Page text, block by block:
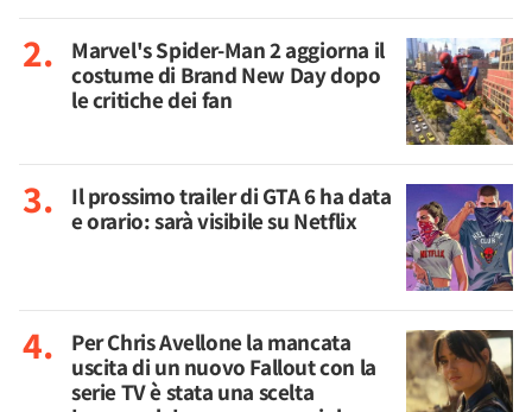
Marvel's Spider-Man 2 aggiorna il
costume di Brand New Day dopo
le critiche dei fan
Il prossimo trailer di GTA 6 ha data
e orario: sarà visibile su Netflix
Per Chris Avellone la mancata
uscita di un nuovo Fallout con la
serie TV è stata una scelta